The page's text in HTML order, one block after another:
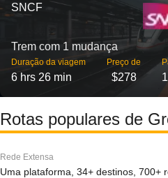
SNCF
Trem com 1 mudança
Duração da viagem
6 hrs 26 min
Preço de
$278 1
Rotas populares de
Rede Extensa
Uma plataforma, 34+ destinos, 700+